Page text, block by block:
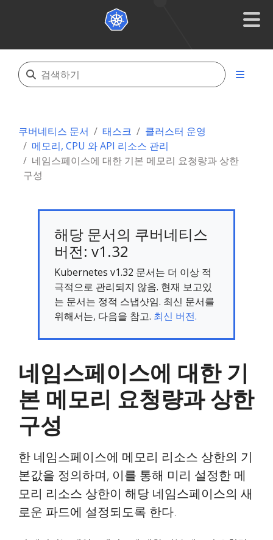
쿠버네티스 문서 태스크
클러스터 운영
메모리, CPU 와 API 리소스 관리
네임스페이스에 대한 기본 메모리 요청량과 상한
구성
해당 문서의 쿠버네티스
버전: v1.32
Kubernetes v1.32 문서는 더 이상 적
극적으로 관리되지 않음. 현재 보고있
는 문서는 정적 스냅샷임. 최신 문서를
위해서는, 다음을 참고. 최신 버전.
네임스페이스에 대한 기
본 메모리 요청량과 상한
구성
한 네임스페이스에 메모리 리소스 상한의 기
본값을 정의하며, 이를 통해 미리 설정한 메
모리 리소스 상한이 해당 네임스페이스의 새
로운 파드에 설정되도록 한다.